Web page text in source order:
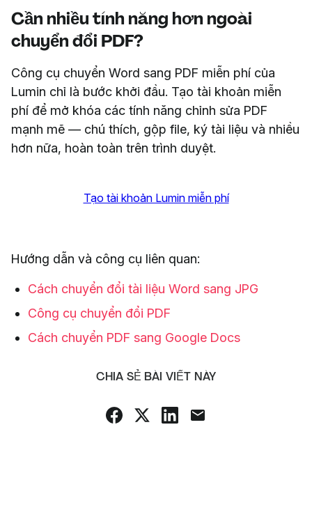
Cần nhiều tính năng hơn ngoài
chuyển đổi PDF?
Công cụ chuyển Word sang PDF miễn phí của
Lumin chỉ là bước khởi đầu. Tạo tài khoản miễn
phí để mở khóa các tính năng chỉnh sửa PDF
mạnh mẽ — chú thích, gộp file, ký tài liệu và nhiều
hơn nữa, hoàn toàn trên trình duyệt.
Tạo tài khoản Lumin miễn phí
Hướng dẫn và công cụ liên quan:
Cách chuyển đổi tài liệu Word sang JPG
Công cụ chuyển đổi PDF
Cách chuyển PDF sang Google Docs
CHIA SẺ BÀI VIẾT NÀY